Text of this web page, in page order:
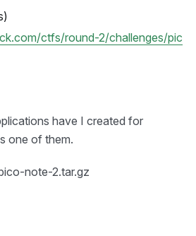
ctfs/round-2/challenges/pic
have I created for
one of them.
note-2.tar.gz